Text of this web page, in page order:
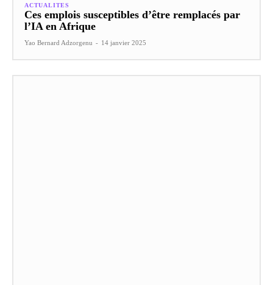
ACTUALITES
Ces emplois susceptibles d’être remplacés par
l’IA en Afrique
Yao Bernard Adzorgenu - 14 janvier 2025